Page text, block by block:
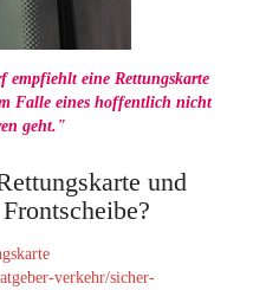
empfiehlt eine Rettungskarte
Falle eines hoffentlich nicht
geht."
und
verkehr/sicher-